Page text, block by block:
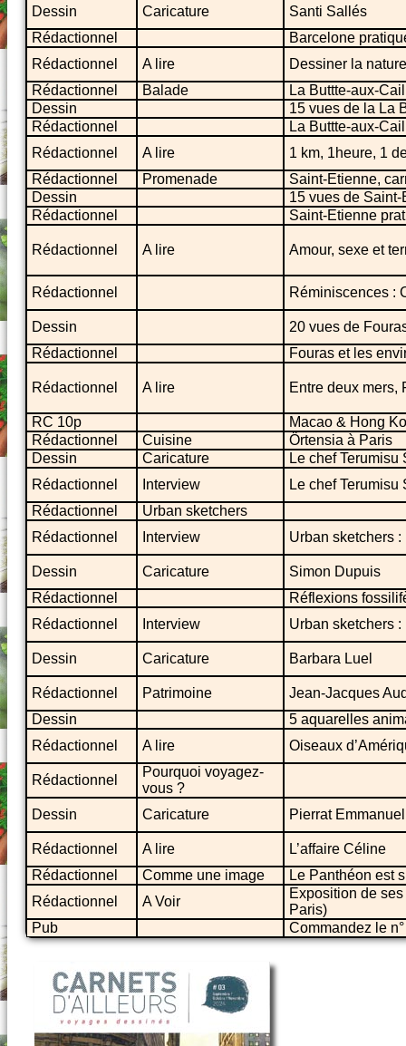
Dessin Caricature
Santi Sallés
Rédactionnel
Barcelone
Rédactionnel
A lire
Dessiner la
Rédactionnel
Balade
La Buttte-aux-
Dessin
15 vues de la La
Rédactionnel
La Buttte-aux-
Rédactionnel
A lire
1 km, 1heure, 1
Rédactionnel
Promenade
Saint-Etienne,
Dessin
15 vues de Saint-
Rédactionnel
Saint-Etienne
Rédactionnel A lire Amour, sexe et
Rédactionnel Réminiscences :
Dessin
20 vues de
Rédactionnel
Fouras et les
Rédactionnel A lire Entre deux mers,
RC 10p
Macao & Hong
Rédactionnel
Cuisine
Örtensia à Paris
Dessin
Caricature
Le chef Terumisu
Rédactionnel
Interview
Le chef Terumisu
Rédactionnel
Urban sketchers
Rédactionnel
Interview Urban sketchers
Dessin Caricature
Simon Dupuis
Rédactionnel
Réflexions
Rédactionnel
Interview Urban sketchers
Dessin Caricature Barbara Luel
Rédactionnel Patrimoine
Jean-Jacques
Dessin
5 aquarelles
Rédactionnel
A lire Oiseaux
Rédactionnel
Pourquoi voyagez-
vous ?
Dessin
Caricature Pierrat Emmanuel
Rédactionnel A lire
L’affaire Céline
Rédactionnel
Comme une image
Le Panthéon est
Rédactionnel
A Voir
Exposition de
Paris)
Pub
Commandez le